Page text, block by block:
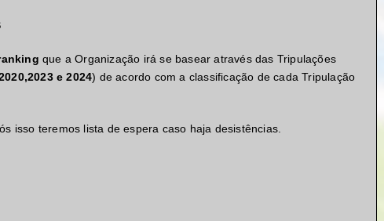
que a Organização irá se basear através das Tripulações
e 2024) de acordo com a classificação de cada Tripulação
isso teremos lista de espera caso haja desistências.